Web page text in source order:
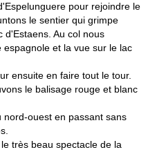
pour rejoindre le
le sentier qui grimpe
d'Estaens. Au col nous
et la vue sur le lac
ensuite en faire tout le tour.
le balisage rouge et blanc
nord-ouest en passant sans
très beau spectacle de la